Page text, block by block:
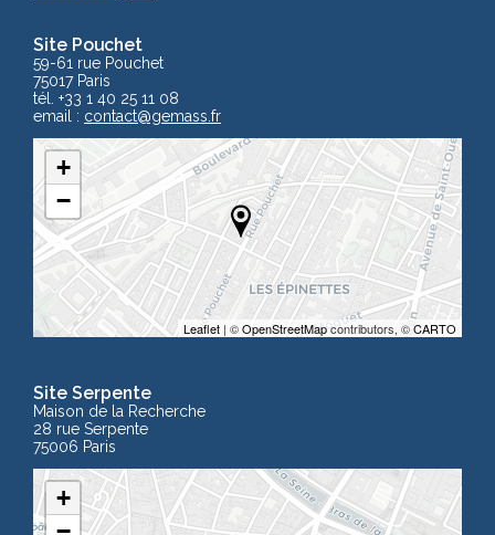
Site Pouchet
59-61 rue Pouchet
75017 Paris
tél. +33 1 40 25 11 08
email : contact@gemass.fr
+
−
Leaflet | ©OpenStreetMapcontributors, ©CARTO
Site Serpente
Maison de la Recherche
28 rue Serpente
75006 Paris
+